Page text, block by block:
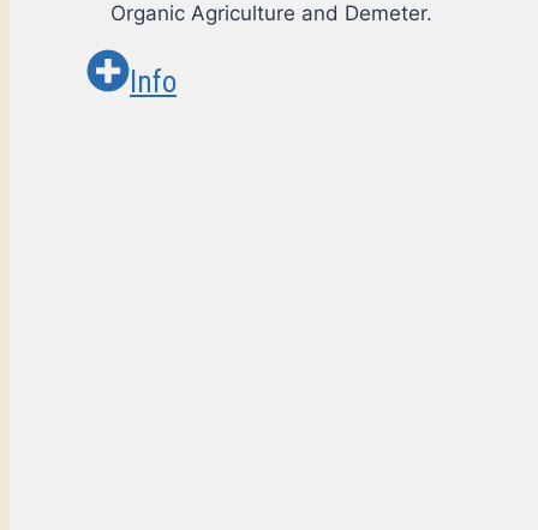
Organic Agriculture and Demeter.
Info